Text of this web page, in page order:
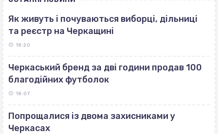
Як живуть і почуваються виборці, дільниці
та реєстр на Черкащині
18:20
Черкаський бренд за дві години продав 100
благодійних футболок
18:07
Попрощалися із двома захисниками у
Черкасах